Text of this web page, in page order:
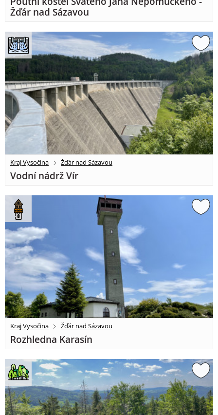
Žďár nad Sázavou
Kraj Vysočina Žďár nad Sázavou
Vodní nádrž Vír
Kraj Vysočina Žďár nad Sázavou
Rozhledna Karasín